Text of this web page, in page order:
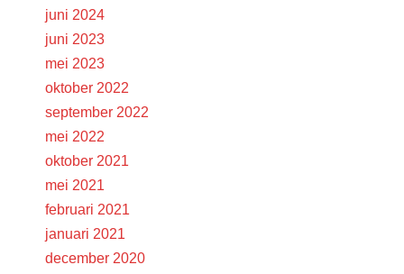
juni 2024
juni 2023
mei 2023
oktober 2022
september 2022
mei 2022
oktober 2021
mei 2021
februari 2021
januari 2021
december 2020